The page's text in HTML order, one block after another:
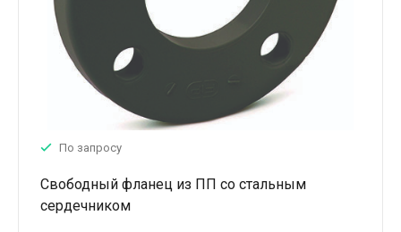
По запросу
Свободный фланец из ПП со стальным
сердечником